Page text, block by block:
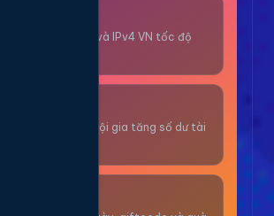
Proxy dân cư xoay và IPv4 VN tốc độ
Thư giãn và có cơ hội gia tăng số dư tài